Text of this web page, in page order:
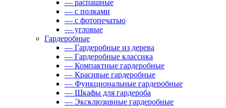
— распашные
— с полками
— с фотопечатью
— угловые
Гардеробные
— Гардеробные из дерева
— Гардеробные классика
— Компактные гардеробные
— Красивые гардеробные
— Функциональные гардеробные
— Шкафы для гардероба
— Эксклюзивные гардеробные